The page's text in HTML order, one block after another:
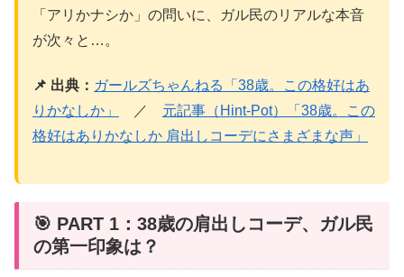
「アリかナシか」の問いに、ガル民のリアルな本音
が次々と…。
📌 出典： ガールズちゃんねる「38歳。この格好はあ
りかなしか」
／ 元記事（Hint-Pot）「38歳。この
格好はありかなしか 肩出しコーデにさまざまな声」
🎯 PART 1：38歳の肩出しコーデ、ガル民
の第一印象は？